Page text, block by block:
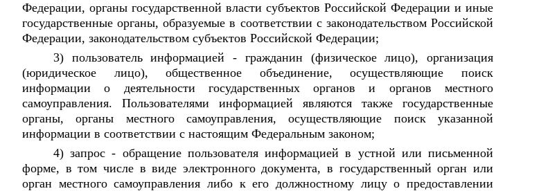
Федерации, органы государственной власти субъектов Российской Федерации и иные
государственные органы, образуемые в соответствии с законодательством Российской
Федерации, законодательством субъектов Российской Федерации;
3) пользователь информацией - гражданин (физическое лицо), организация
(юридическое лицо), общественное объединение, осуществляющие поиск
информации о деятельности государственных органов и органов местного
самоуправления. Пользователями информацией являются также государственные
органы, органы местного самоуправления, осуществляющие поиск указанной
информации в соответствии с настоящим Федеральным законом;
4) запрос - обращение пользователя информацией в устной или письменной
форме, в том числе в виде электронного документа, в государственный орган или
орган местного самоуправления либо к его должностному лицу о предоставлении